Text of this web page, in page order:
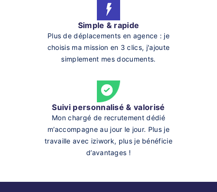
Simple & rapide
Plus de déplacements en agence : je
choisis ma mission en 3 clics, j'ajoute
simplement mes documents.
Suivi personnalisé & valorisé
Mon chargé de recrutement dédié
m’accompagne au jour le jour. Plus je
travaille avec iziwork, plus je bénéficie
d’avantages !